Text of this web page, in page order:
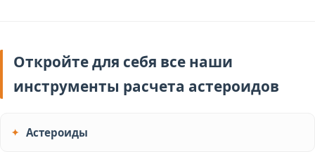
Откройте для себя все наши
инструменты расчета астероидов
Астероиды